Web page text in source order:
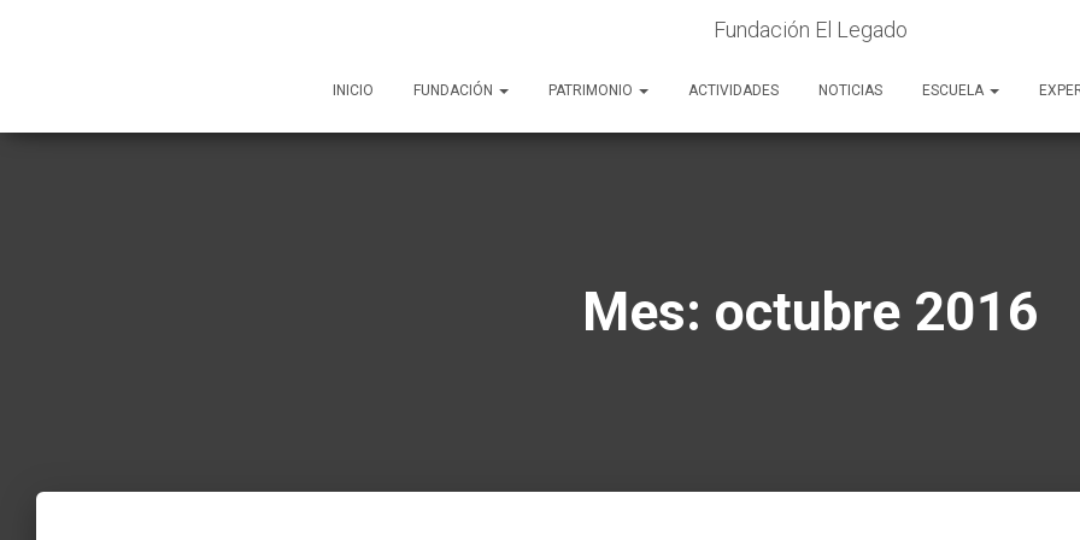
Fundación El Legado
INICIO FUNDACIÓN PATRIMONIO ACTIVIDADES NOTICIAS ESCUELA
Mes: octubre 2016